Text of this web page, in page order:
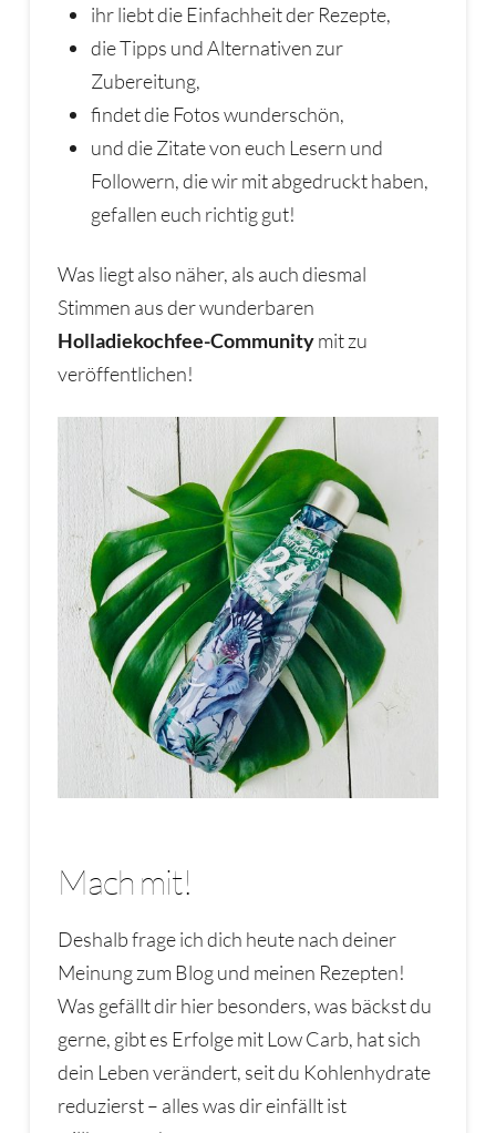
ihr liebt die Einfachheit der Rezepte,
die Tipps und Alternativen zur
Zubereitung,
findet die Fotos wunderschön,
und die Zitate von euch Lesern und
Followern, die wir mit abgedruckt haben,
gefallen euch richtig gut!
Was liegt also näher, als auch diesmal
Stimmen aus der wunderbaren
Holladiekochfee-Communitymit zu
veröffentlichen!
Mach mit!
Deshalb frage ich dich heute nach deiner
Meinung zum Blog und meinen Rezepten!
Was gefällt dir hier besonders, was bäckst du
gerne, gibt es Erfolge mit Low Carb, hat sich
dein Leben verändert, seit du Kohlenhydrate
reduzierst – alles was dir einfällt ist